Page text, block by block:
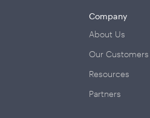
Company
About Us
Our Customers
Resources
Partners